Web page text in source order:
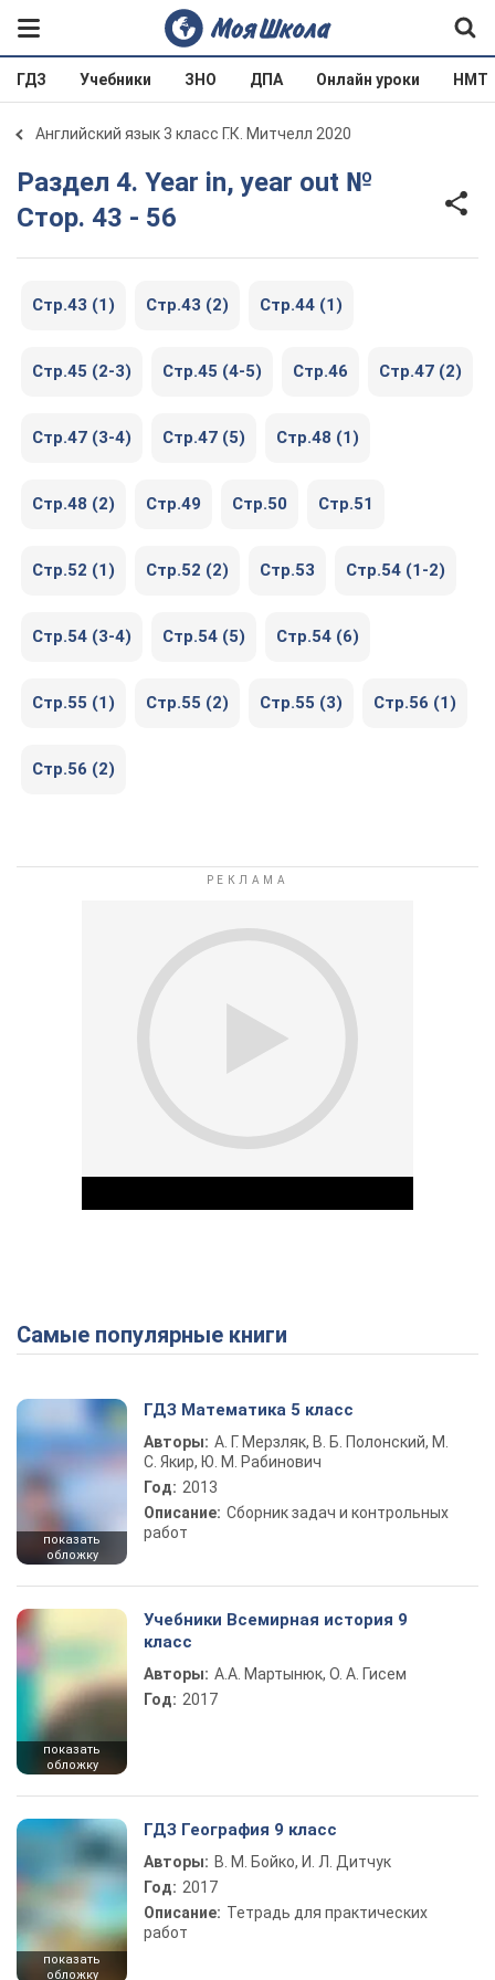
ГДЗ Учебники ЗНО ДПА Онлайн уроки НМТ
Английский язык 3 класс Г.К. Митчелл 2020
Раздел 4. Year in, year out №
Стор. 43 - 56
Стр.43 (1) Стр.43 (2) Стр.44 (1)
Стр.45 (2-3) Стр.45 (4-5) Стр.46 Стр.47 (2)
Стр.47 (3-4) Стр.47 (5) Стр.48 (1)
Стр.48 (2) Стр.49 Стр.50 Стр.51
Стр.52 (1) Стр.52 (2) Стр.53 Стр.54 (1-2)
Стр.54 (3-4) Стр.54 (5) Стр.54 (6)
Стр.55 (1) Стр.55 (2) Стр.55 (3) Стр.56 (1)
Стр.56 (2)
Play Video
Самые популярные книги
показать
обложку
ГДЗ Математика 5 класс
Авторы: А. Г. Мерзляк, В. Б. Полонский, М.
С. Якир, Ю. М. Рабинович
Год: 2013
Описание: Сборник задач и контрольных
работ
показать
обложку
Учебники Всемирная история 9
класс
Авторы: А.А. Мартынюк, О. А. Гисем
Год: 2017
показать
обложку
ГДЗ География 9 класс
Авторы: В. М. Бойко, И. Л. Дитчук
Год: 2017
Описание: Тетрадь для практических
работ